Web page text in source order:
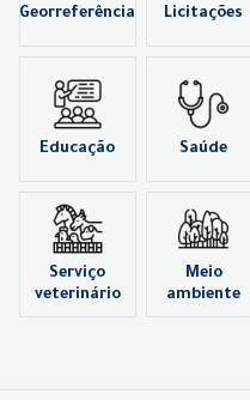
Georreferência Licitações
Educação Saúde
Serviço
veterinário
Meio
ambiente